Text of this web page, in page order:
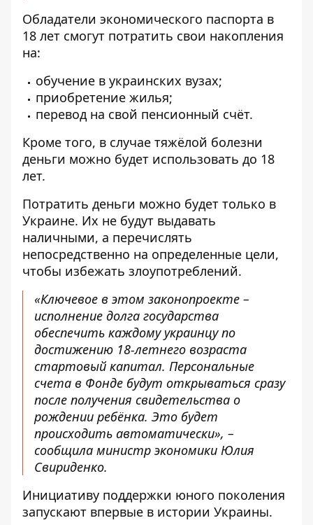
Обладатели экономического паспорта в
18 лет смогут потратить свои накопления
на:
обучение в украинских вузах;
приобретение жилья;
перевод на свой пенсионный счёт.
Кроме того, в случае тяжёлой болезни
деньги можно будет использовать до 18
лет.
Потратить деньги можно будет только в
Украине. Их не будут выдавать
наличными, а перечислять
непосредственно на определенные цели,
чтобы избежать злоупотреблений.
«Ключевое в этом законопроекте –
исполнение долга государства
обеспечить каждому украинцу по
достижению 18-летнего возраста
стартовый капитал. Персональные
счета в Фонде будут открываться сразу
после получения свидетельства о
рождении ребёнка. Это будет
происходить автоматически», –
сообщила министр экономики Юлия
Свириденко.
Инициативу поддержки юного поколения
запускают впервые в истории Украины.